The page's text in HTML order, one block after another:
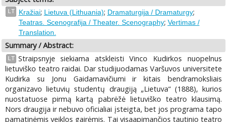
LT Kražiai; Lietuva (Lithuania); Dramaturgija / Dramaturgy;
Teatras. Scenografija / Theater. Scenography; Vertimas /
Translation.
Summary / Abstract:
LT Straipsnyje siekiama atskleisti Vinco Kudirkos nuopelnus
lietuviško teatro raidai. Dar studijuodamas Varšuvos universitete
Kudirka su Jonu Gaidamavičiumi ir kitais bendramoksliais
organizavo lietuvių studentų draugiją „Lietuva“ (1888), kurios
nuostatuose pirmą kartą pabrėžė lietuviško teatro klausimą.
Nors draugija ir nebuvo oficialiai įsteigta, bet jos programa tapo
pamatinėmis veiklos gairėmis. Tai visaapimančios tautinio teatro